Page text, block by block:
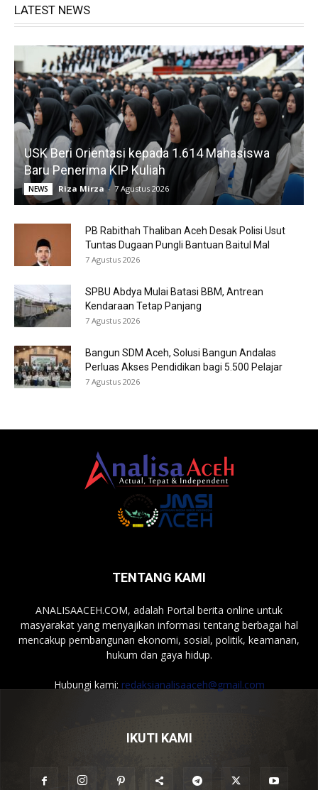
LATEST NEWS
USK Beri Orientasi kepada 1.614 Mahasiswa
Baru Penerima KIP Kuliah
NEWS Riza Mirza - 7 Agustus 2026
PB Rabithah Thaliban Aceh Desak Polisi Usut
Tuntas Dugaan Pungli Bantuan Baitul Mal
7 Agustus 2026
SPBU Abdya Mulai Batasi BBM, Antrean
Kendaraan Tetap Panjang
7 Agustus 2026
Bangun SDM Aceh, Solusi Bangun Andalas
Perluas Akses Pendidikan bagi 5.500 Pelajar
7 Agustus 2026
TENTANG KAMI
ANALISAACEH.COM, adalah Portal berita online untuk
masyarakat yang menyajikan informasi tentang berbagai hal
mencakup pembangunan ekonomi, sosial, politik, keamanan,
hukum dan gaya hidup.
Hubungi kami: redaksianalisaaceh@gmail.com
IKUTI KAMI